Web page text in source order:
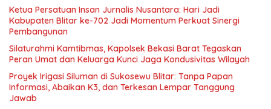
Ketua Persatuan Insan Jurnalis Nusantara: Hari Jadi
Kabupaten Blitar ke-702 Jadi Momentum Perkuat Sinergi
Pembangunan
Silaturahmi Kamtibmas, Kapolsek Bekasi Barat Tegaskan
Peran Umat dan Keluarga Kunci Jaga Kondusivitas Wilayah
Proyek Irigasi Siluman di Sukosewu Blitar: Tanpa Papan
Informasi, Abaikan K3, dan Terkesan Lempar Tanggung
Jawab